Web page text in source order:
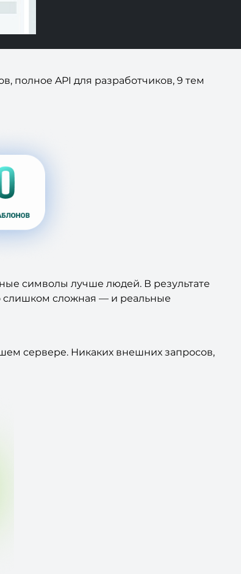
полное API для разработчиков, 9 тем
символы лучше людей. В результате
слишком сложная — и реальные
сервере. Никаких внешних запросов,